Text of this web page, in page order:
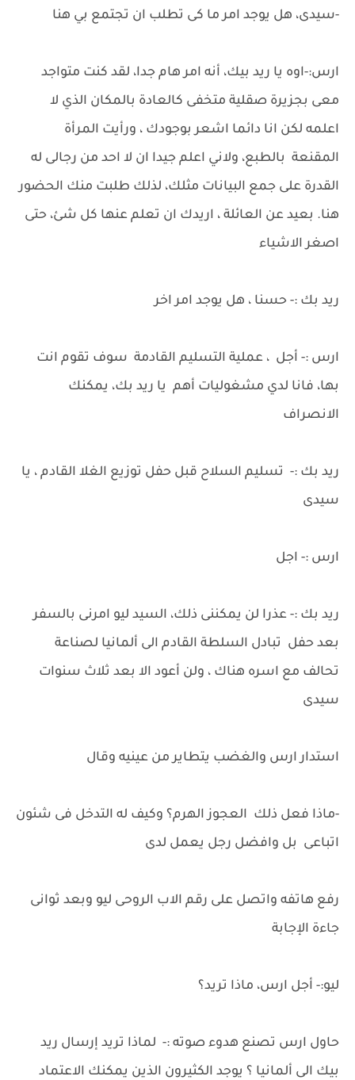
-سيدى، هل يوجد امر ما كى تطلب ان تجتمع بي هنا
ارس:-اوه يا ريد بيك، أنه امر هام جدا، لقد كنت متواجد
معى بجزيرة صقلية متخفى كالعادة بالمكان الذي لا
اعلمه لكن انا دائما اشعر بوجودك ، ورأيت المرأة
المقنعة بالطبع، ولاني اعلم جيدا ان لا احد من رجالى له
القدرة على جمع البيانات مثلك، لذلك طلبت منك الحضور
هنا. بعيد عن العائلة ، اريدك ان تعلم عنها كل شئ، حتى
اصغر الاشياء
ريد بك :- حسنا ، هل يوجد امر اخر
ارس :- أجل ، عملية التسليم القادمة سوف تقوم انت
بها، فانا لدي مشغوليات أهم يا ريد بك، يمكنك
الانصراف
ريد بك :- تسليم السلاح قبل حفل توزيع الغلا القادم ، يا
سيدى
ارس :- اجل
ريد بك :- عذرا لن يمكننى ذلك، السيد ليو امرنى بالسفر
بعد حفل تبادل السلطة القادم الى ألمانيا لصناعة
تحالف مع اسره هناك ، ولن أعود الا بعد ثلاث سنوات
سيدى
استدار ارس والغضب يتطاير من عينيه وقال
-ماذا فعل ذلك العجوز الهرم؟ وكيف له التدخل فى شئون
اتباعى بل وافضل رجل يعمل لدى
رفع هاتفه واتصل على رقم الاب الروحى ليو وبعد ثوانى
جاءة الإجابة
ليو:- أجل ارس، ماذا تريد؟
حاول ارس تصنع هدوء صوته :- لماذا تريد إرسال ريد
بيك الى ألمانيا ؟ يوجد الكثيرون الذين يمكنك الاعتماد